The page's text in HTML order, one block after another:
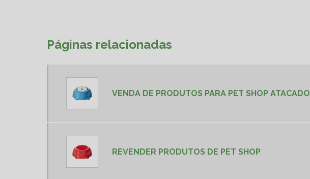
Páginas relacionadas
VENDA DE PRODUTOS PARA PET SHOP ATACADO
REVENDER PRODUTOS DE PET SHOP